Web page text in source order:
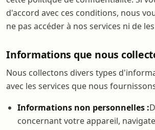
d'accord avec ces conditions, nous
ne pas accéder à nos services ni de
Informations que nous
Nous collectons divers types
avec les services que nous
Informations non personnelles :
concernant votre appareil,